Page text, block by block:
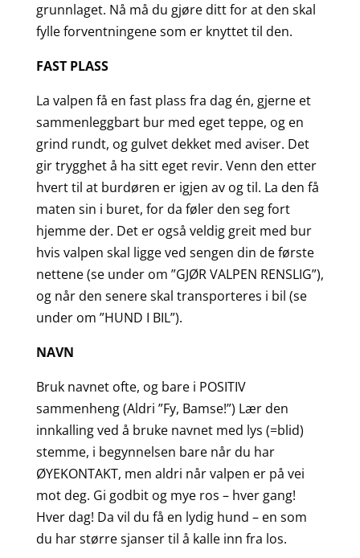
grunnlaget. Nå må du gjøre ditt for at den skal
fylle forventningene som er knyttet til den.
FAST PLASS
La valpen få en fast plass fra dag én, gjerne et
sammenleggbart bur med eget teppe, og en
grind rundt, og gulvet dekket med aviser. Det
gir trygghet å ha sitt eget revir. Venn den etter
hvert til at burdøren er igjen av og til. La den få
maten sin i buret, for da føler den seg fort
hjemme der. Det er også veldig greit med bur
hvis valpen skal ligge ved sengen din de første
nettene (se under om ”GJØR VALPEN RENSLIG”),
og når den senere skal transporteres i bil (se
under om ”HUND I BIL”).
NAVN
Bruk navnet ofte, og bare i POSITIV
sammenheng (Aldri ”Fy, Bamse!”) Lær den
innkalling ved å bruke navnet med lys (=blid)
stemme, i begynnelsen bare når du har
ØYEKONTAKT, men aldri når valpen er på vei
mot deg. Gi godbit og mye ros – hver gang!
Hver dag! Da vil du få en lydig hund – en som
du har større sjanser til å kalle inn fra los.